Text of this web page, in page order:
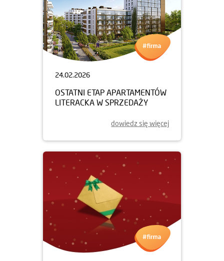
24.02.2026
OSTATNI ETAP APARTAMENTÓW
LITERACKA W SPRZEDAŻY
dowiedz się więcej